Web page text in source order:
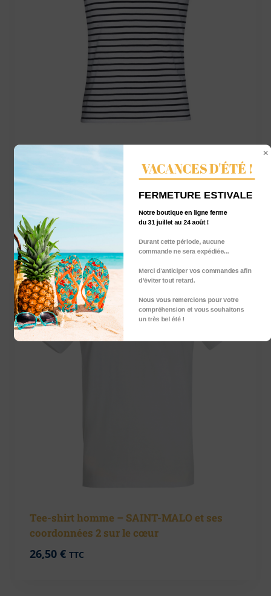
Tee-shirt homme marinière – GRANVILLE
et ses coordonnées 2
30,00
Tee-shirt homme – SAINT-MALO et ses
coordonnées 2 sur le cœur
26,50 € TTC
VACANCES D'ÉTÉ !
Notre boutique en ligne ferme
du 31 juillet au 24 août !
Durant cette période, aucune
commande ne sera expédiée...
Merci d'anticiper vos commandes afin
d’éviter tout retard.
Nous vous remercions pour votre
compréhension et vous souhaitons
un très bel été !
FERMETURE ESTIVALE